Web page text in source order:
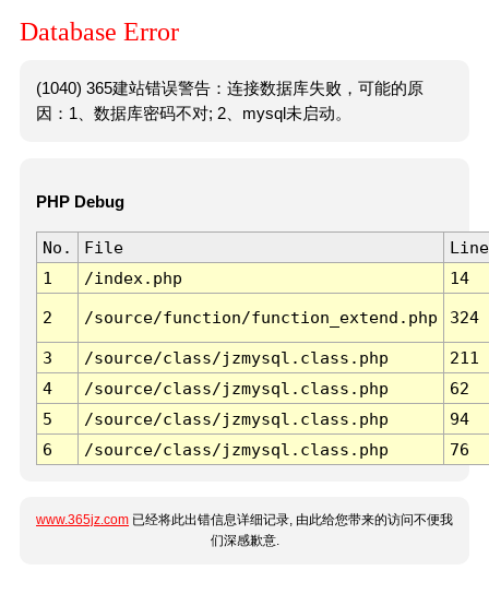
Database Error
(1040) 365建站错误警告：连接数据库失败，可能的原
因：1、数据库密码不对; 2、mysql未启动。
PHP Debug
No. File
Line
1
/index.php 14
2 /source/function/function_extend.php 324
3 /source/class/jzmysql.class.php
211
4
/source/class/jzmysql.class.php
62
5
/source/class/jzmysql.class.php
94
6
/source/class/jzmysql.class.php 76
www.365jz.com 已经将此出错信息详细记录, 由此给您带来的访问不便我
们深感歉意.